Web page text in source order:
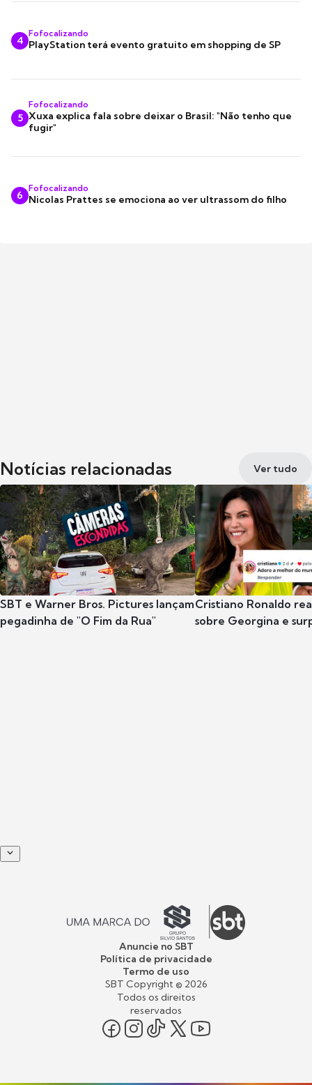
4
Fofocalizando
PlayStation terá evento gratuito em shopping de SP
5
Fofocalizando
Xuxa explica fala sobre deixar o Brasil: "Não tenho que
fugir"
6
Fofocalizando
Nicolas Prattes se emociona ao ver ultrassom do filho
Notícias relacionadas Ver tudo
SBT e Warner Bros. Pictures lançam
pegadinha de "O Fim da Rua"
Cristiano Ronaldo
sobre Georgina e
Anuncie no SBT
Política de privacidade
Termo de uso
SBT Copyright © 2026
Todos os direitos
reservados